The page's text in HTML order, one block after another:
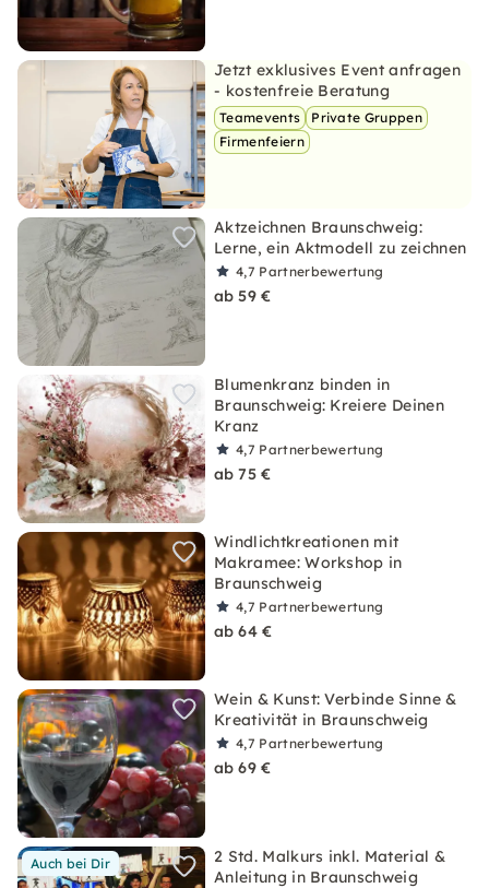
Jetzt exklusives Event anfragen
- kostenfreie Beratung
Teamevents
Private Gruppen
Firmenfeiern
Aktzeichnen Braunschweig:
Lerne, ein Aktmodell zu zeichnen
4,7 Partnerbewertung
ab 59 €
Blumenkranz binden in
Braunschweig: Kreiere Deinen
Kranz
4,7 Partnerbewertung
ab 75 €
Windlichtkreationen mit
Makramee: Workshop in
Braunschweig
4,7 Partnerbewertung
ab 64 €
Wein & Kunst: Verbinde Sinne &
Kreativität in Braunschweig
4,7 Partnerbewertung
ab 69 €
Auch bei Dir
2 Std. Malkurs inkl. Material &
Anleitung in Braunschweig